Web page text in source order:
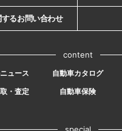
るお問い合わせ
content
ュース 自動車カタログ
・査定
自動車保険